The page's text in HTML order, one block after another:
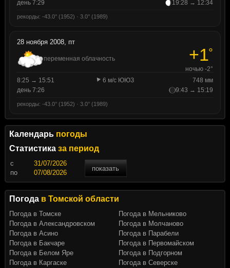
день 7:29
19:28 → 12:34
рекорды: -43.0° (1952) · 3.0° (1989)
28 ноября 2008, пт
переменная облачность +1°
ночью -2°
8:25 → 15:51
6 м/с ЮЮЗ
748 мм
день 7:26
9:43 → 15:19
рекорды: -43.0° (1952) · 3.0° (1989)
Календарь погоды
Статистика за период
c
показать
по
Погода в Томской области
Погода в Томске
Погода в Александровском
Погода в Асино
Погода в Бакчаре
Погода в Белом Яре
Погода в Каргаске
Погода в Мельниково
Погода в Молчаново
Погода в Парабели
Погода в Первомайском
Погода в Подгорном
Погода в Северске